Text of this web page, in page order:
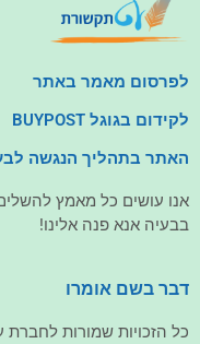
לפרסום מאמר באתר
לקידום בגוגל BUYPOST
האתר בתהליך הנגשה
אנו עושים כל מאמץ
בבעיה אנא פנה אלינו!
דבר בשם אומרו
כל הזכויות שמורות